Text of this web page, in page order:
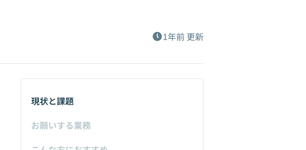
1年前 更新
現状と課題
お願いする業務